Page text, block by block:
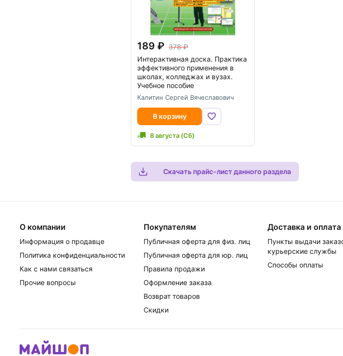
189
378
Интерактивная доска. Практика
эффективного применения в
школах, колледжах и вузах.
Учебное пособие
Калитин Сергей Вячеславович
В корзину
8 августа (Сб)
Скачать прайс-лист данного раздела
О компании
Информация о продавце
Политика конфиденциальности
Как с нами связаться
Прочие вопросы
Покупателям
Публичная оферта для физ. лиц
Публичная оферта для юр. лиц
Правила продажи
Оформление заказа
Возврат товаров
Скидки
Доставка и оплата
Пункты выдачи
курьерские службы
Способы оплаты